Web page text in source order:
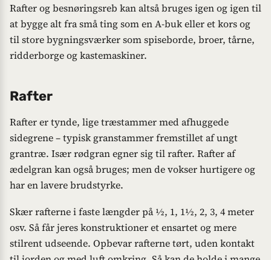
Rafter og besnøringsreb kan altså bruges igen og igen til
at bygge alt fra små ting som en A-buk eller et kors og
til store bygningsværker som spiseborde, broer, tårne,
ridderborge og kastemaskiner.
Rafter
Rafter er tynde, lige træstammer med afhuggede
sidegrene – typisk granstammer fremstillet af ungt
grantræ. Især rødgran egner sig til rafter. Rafter af
ædelgran kan også bruges; men de vokser hurtigere og
har en lavere brudstyrke.
Skær rafterne i faste længder på ½, 1, 1½, 2, 3, 4 meter
osv. Så får jeres konstruktioner et ensartet og mere
stilrent udseende. Opbevar rafterne tørt, uden kontakt